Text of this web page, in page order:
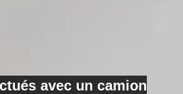
avec un camion